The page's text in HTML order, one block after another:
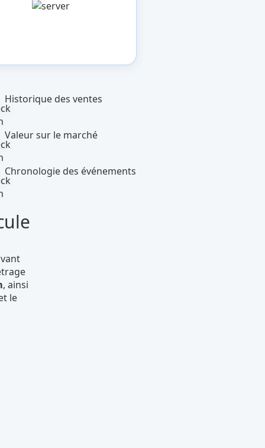
Historique des ventes
Valeur sur le marché
Chronologie des événements
, ainsi
le